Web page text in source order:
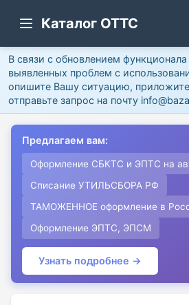
Каталог ОТТС
В связи с обновлением функционала
выявленных проблем с
опишите Вашу ситуацию,
отправьте запрос на почту
Предлагаем вам:
Оформление СБКТС и ЭПТС на
Списание УТИЛЬСБОРА РФ
ТАМОЖЕННОЕ оформление в
Оформление ЭПТС, ЭПСМ
Узнать подробнее →